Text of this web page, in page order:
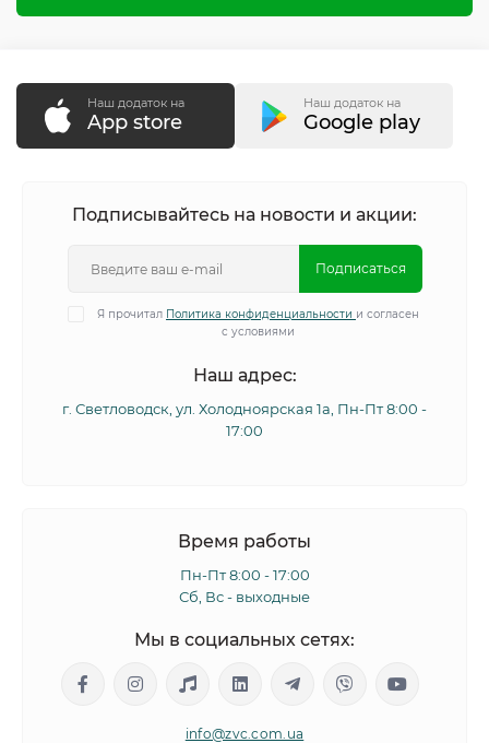
Наш додаток на
App store
Наш додаток на
Google play
Подписывайтесь на новости и акции:
Подписаться
Я прочитал Политика конфиденциальности и согласен
с условиями
Наш адрес:
г. Светловодск, ул. Холодноярская 1а, Пн-Пт 8:00 -
17:00
Время работы
Пн-Пт 8:00 - 17:00
Сб, Вс - выходные
Мы в социальных сетях:
info@zvc.com.ua